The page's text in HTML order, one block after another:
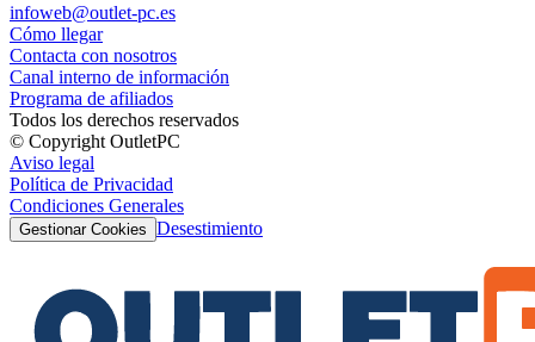
infoweb@outlet-pc.es
Cómo llegar
Contacta con nosotros
Canal interno de información
Programa de afiliados
Todos los derechos reservados
© Copyright OutletPC
Aviso legal
Política de Privacidad
Condiciones Generales
Gestionar Cookies Desestimiento